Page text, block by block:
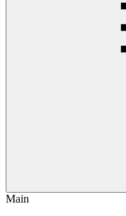
Main